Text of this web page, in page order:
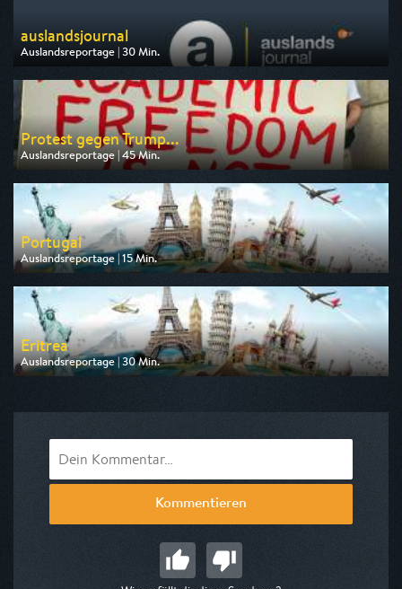
auslandsjournal
Auslandsreportage | 30 Min.
Ausgestrahlt von ZDF
am 12.08.2026, 22:15
Protest gegen Trump...
Auslandsreportage | 45 Min.
Ausgestrahlt von ZDF info
am 12.08.2026, 08:15
Portugal
Auslandsreportage | 15 Min.
Ausgestrahlt von Phoenix
am 11.08.2026, 13:30
Eritrea
Auslandsreportage | 30 Min.
Ausgestrahlt von Phoenix
Kommentieren